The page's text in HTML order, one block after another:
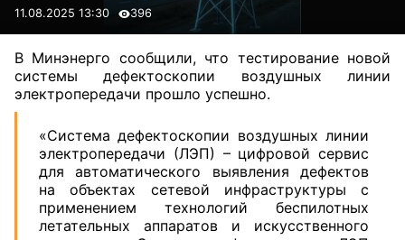
11.08.2025 13:30 396
В Минэнерго сообщили, что тестирование новой
системы дефектоскопии воздушных линии
электропередачи прошло успешно.
«Система дефектоскопии воздушных линии
электропередачи (ЛЭП) – цифровой сервис
для автоматического выявления дефектов
на объектах сетевой инфраструктуры с
применением технологий беспилотных
летательных аппаратов и искусственного